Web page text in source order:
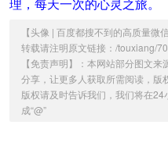
【头像 | 百度都搜不到的高质量微
转载请注明原文链接：/touxiang/
【免责声明】：本网站部分图文
分享，让更多人获取所需阅读，版
版权请及时告诉我们，我们将在
成“@”